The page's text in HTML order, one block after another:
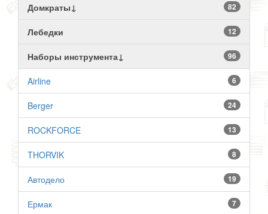
Домкраты↓ 82
Лебедки 12
Наборы инструмента↓ 96
6
Airline
24
Berger
13
ROCKFORCE
8
THORVIK
19
Автодело
7
Ермак